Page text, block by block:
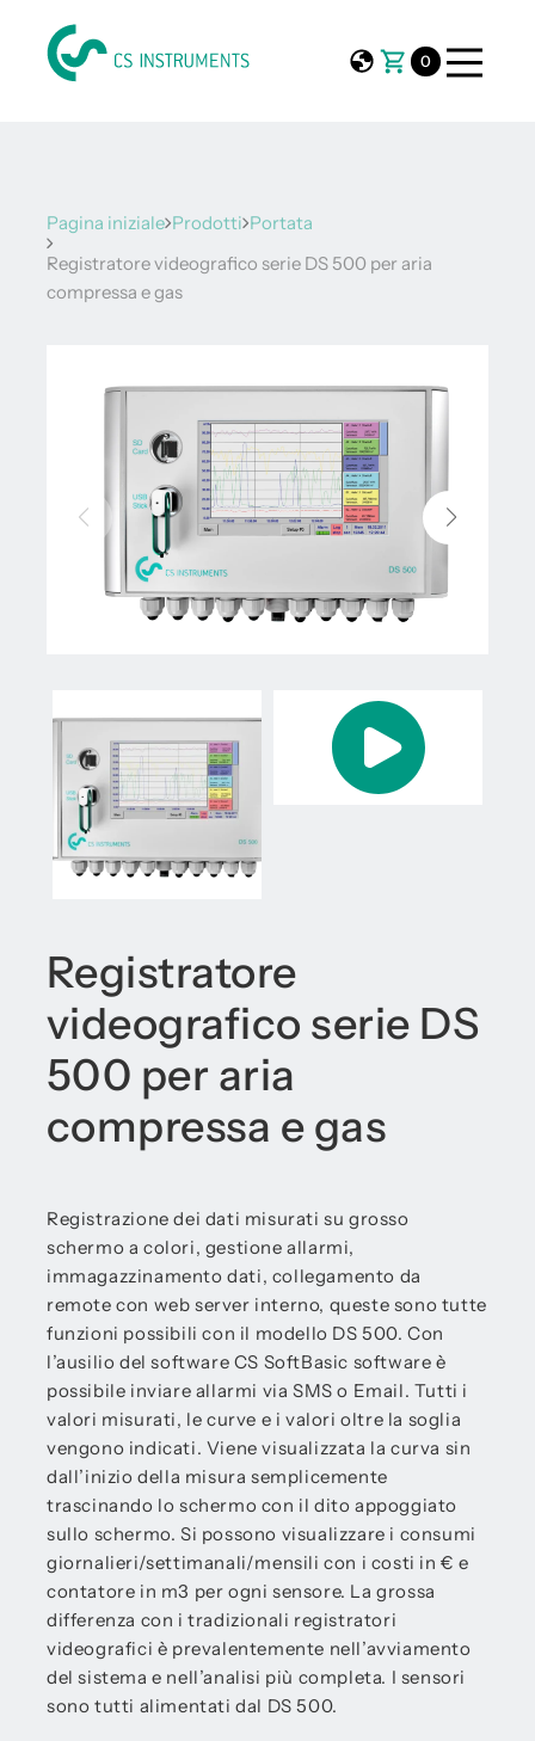
0
Pagina iniziale Prodotti Portata
Registratore videografico serie DS 500 per aria
compressa e gas
Registratore
videografico serie DS
500 per aria
compressa e gas
Registrazione dei dati misurati su grosso
schermo a colori, gestione allarmi,
immagazzinamento dati, collegamento da
remote con web server interno, queste sono tutte
funzioni possibili con il modello DS 500. Con
l’ausilio del software CS SoftBasic software è
possibile inviare allarmi via SMS o Email. Tutti i
valori misurati, le curve e i valori oltre la soglia
vengono indicati. Viene visualizzata la curva sin
dall’inizio della misura semplicemente
trascinando lo schermo con il dito appoggiato
sullo schermo. Si possono visualizzare i consumi
giornalieri/settimanali/mensili con i costi in € e
contatore in m3 per ogni sensore. La grossa
differenza con i tradizionali registratori
videografici è prevalentemente nell’avviamento
del sistema e nell’analisi più completa. I sensori
sono tutti alimentati dal DS 500.